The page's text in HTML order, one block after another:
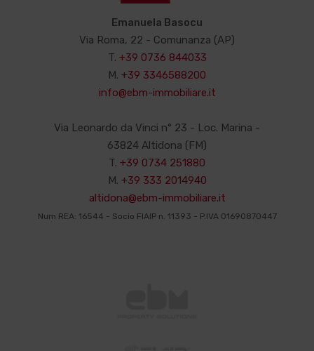
Emanuela Basocu
Via Roma, 22 - Comunanza (AP)
T. +39 0736 844033
M. +39 3346588200
info@ebm-immobiliare.it
Via Leonardo da Vinci n° 23 - Loc. Marina -
63824 Altidona (FM)
T. +39 0734 251880
M. +39 333 2014940
altidona@ebm-immobiliare.it
Num REA: 16544 - Socio FIAIP n. 11393 - P.IVA 01690870447